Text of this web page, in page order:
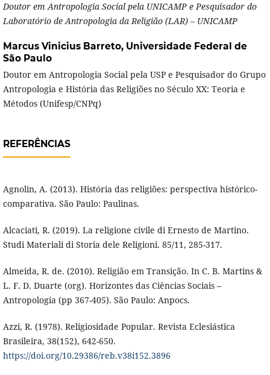
Doutor em Antropologia Social pela UNICAMP e Pesquisador do
Laboratório de Antropologia da Religião (LAR) – UNICAMP
Marcus Vinicius Barreto, Universidade Federal de
São Paulo
Doutor em Antropologia Social pela USP e Pesquisador do Grupo
Antropologia e História das Religiões no Século XX: Teoria e
Métodos (Unifesp/CNPq)
REFERÊNCIAS
Agnolin, A. (2013). História das religiões: perspectiva histórico-
comparativa. São Paulo: Paulinas.
Alcaciati, R. (2019). La religione civile di Ernesto de Martino.
Studi Materiali di Storia dele Religioni. 85/11, 285-317.
Almeida, R. de. (2010). Religião em Transição. In C. B. Martins &
L. F. D. Duarte (org). Horizontes das Ciências Sociais –
Antropologia (pp 367-405). São Paulo: Anpocs.
Azzi, R. (1978). Religiosidade Popular. Revista Eclesiástica
Brasileira, 38(152), 642-650.
https://doi.org/10.29386/reb.v38i152.3896